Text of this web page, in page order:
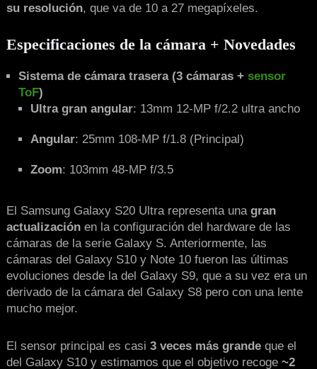
su resolución, que va de 10 a 27 megapíxeles.
Especificaciones de la cámara + Novedades
Sistema de cámara trasera (3 cámaras +sensor
ToF)
Ultra gran angular: 13mm 12-MP f/2.2 ultra ancho
Angular: 25mm 108-MP f/1.8 (Principal)
Zoom: 103mm 48-MP f/3.5
El Samsung Galaxy S20 Ultra representa una gran
actualizaciónen la configuración del hardware de las
cámaras de la serie Galaxy S. Anteriormente, las
cámaras del Galaxy S10 y Note 10 fueron las últimas
evoluciones desde la del Galaxy S9, que a su vez era un
derivado de la cámara del Galaxy S8 pero con una lente
mucho mejor.
El sensor principal es casi 3 veces más grandeque el
del Galaxy S10 y estimamos que el objetivo recoge ~2